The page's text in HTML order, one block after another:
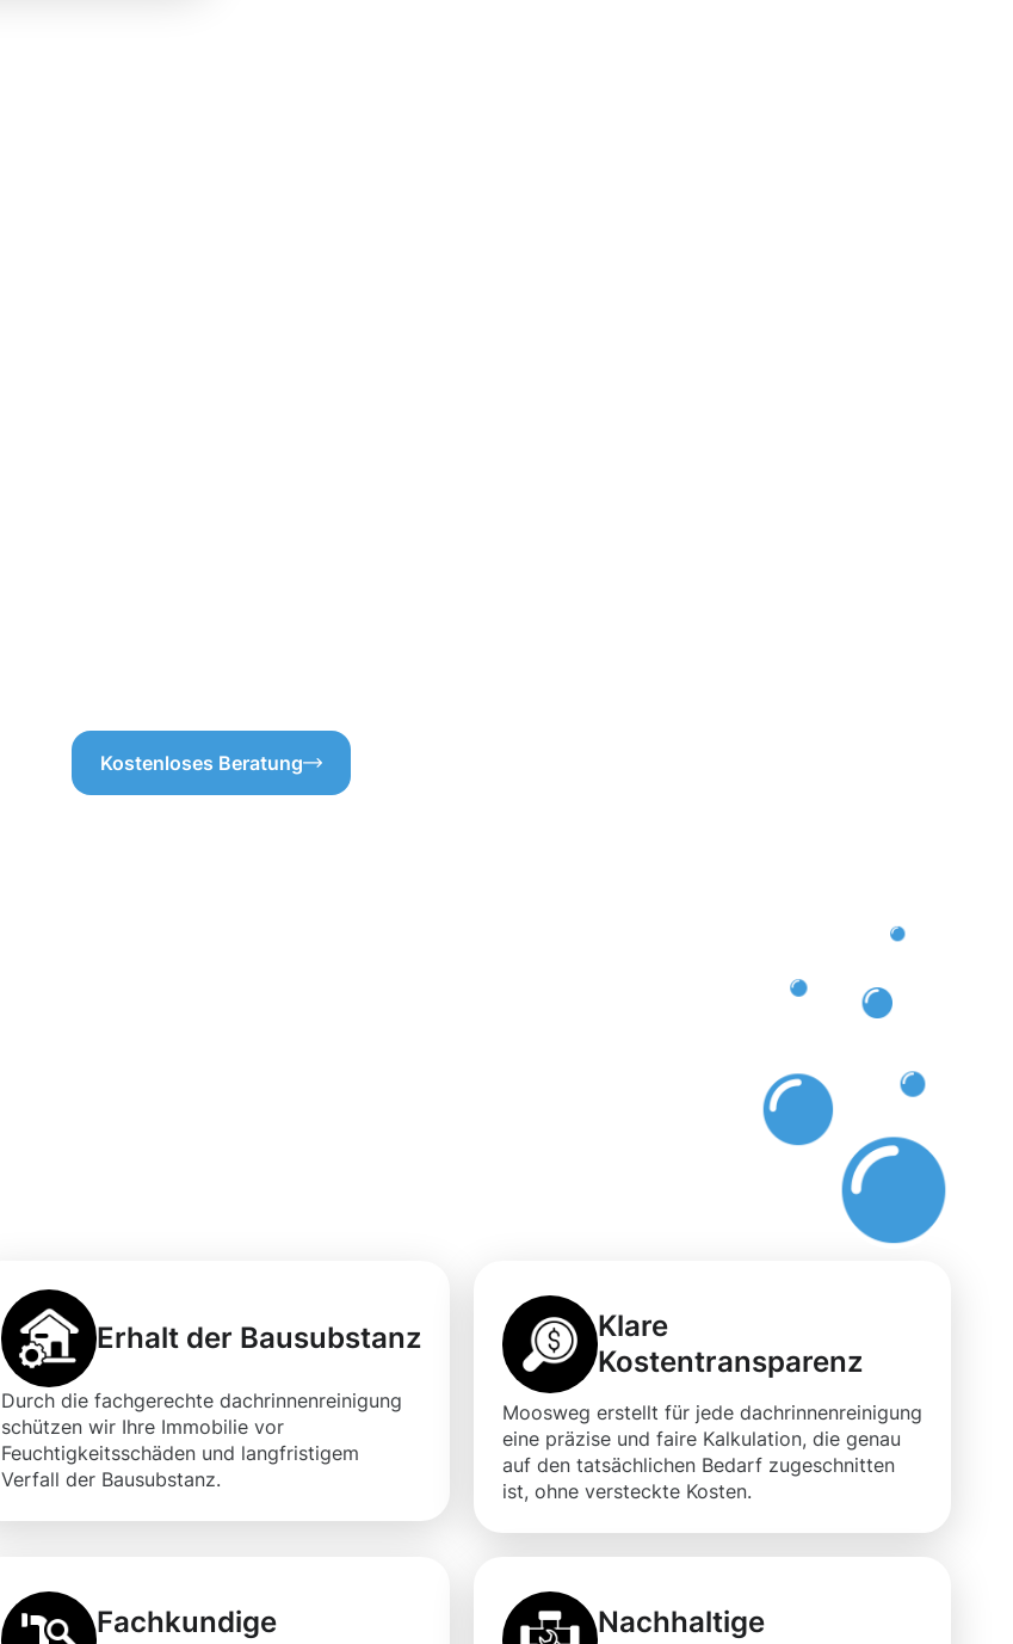
Kostenloses Beratung
Erhalt der Bausubstanz
Durch die fachgerechte dachrinnenreinigung
schützen wir Ihre Immobilie vor
Feuchtigkeitsschäden und langfristigem
Verfall der Bausubstanz.
Klare
Kostentransparenz
Moosweg erstellt für jede dachrinnenreinigung
eine präzise und faire Kalkulation, die genau
auf den tatsächlichen Bedarf zugeschnitten
ist, ohne versteckte Kosten.
Fachkundige
Nachhaltige